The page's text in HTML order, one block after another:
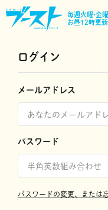
毎週火曜•金曜
お昼12時更新
ログイン
メールアドレス
パスワード
パスワードの変更、または